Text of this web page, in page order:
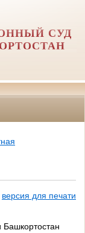
СУД
версия для печати